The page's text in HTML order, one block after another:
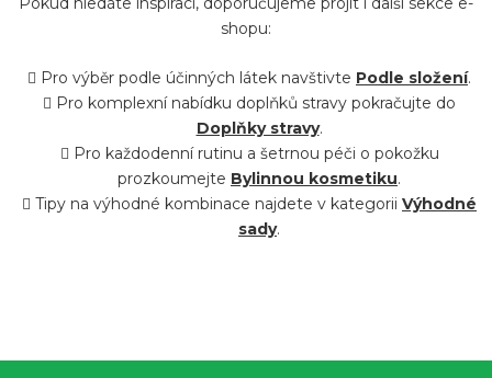
k
v
ý
p
i
s
u
shopu:
Pro výběr podle účinných látek navštivte Podle složení.
Pro komplexní nabídku doplňků stravy pokračujte do
Doplňky stravy.
Pro každodenní rutinu a šetrnou péči o pokožku
prozkoumejte Bylinnou kosmetiku.
Tipy na výhodné kombinace najdete v kategorii Výhodné
sady.